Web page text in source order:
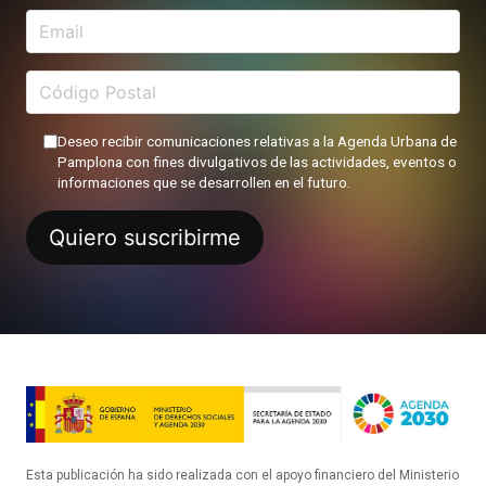
Deseo recibir comunicaciones relativas a la Agenda Urbana de
Pamplona con fines divulgativos de las actividades, eventos o
informaciones que se desarrollen en el futuro.
Esta publicación ha sido realizada con el apoyo financiero del Ministerio